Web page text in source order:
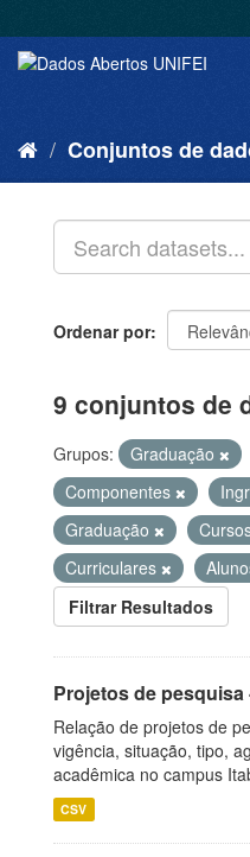
Conjuntos de
Ordenar por
9 conjuntos de
Grupos: Graduação
Componentes
Graduação
Curriculares
Filtrar Resultados
Projetos de pesquisa
Relação de projetos de
vigência, situação, tipo,
acadêmica no campus
CSV